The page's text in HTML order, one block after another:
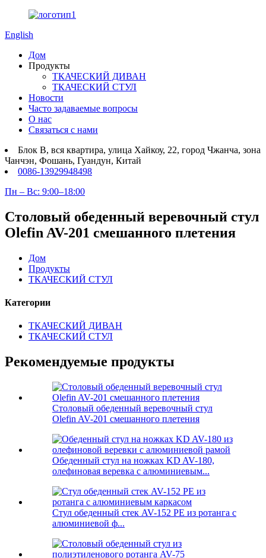
English
Дом
Продукты
ТКАЧЕСКИЙ ДИВАН
ТКАЧЕСКИЙ СТУЛ
Новости
Часто задаваемые вопросы
О нас
Связаться с нами
Блок B, вся квартира, улица Хайкоу, 22, город Чжанча, зона
Чанчэн, Фошань, Гуандун, Китай
0086-13929948498
Пн – Вс: 9:00–18:00
Столовый обеденный веревочный стул
Olefin AV-201 смешанного плетения
Дом
Продукты
ТКАЧЕСКИЙ СТУЛ
Категории
ТКАЧЕСКИЙ ДИВАН
ТКАЧЕСКИЙ СТУЛ
Рекомендуемые продукты
Столовый обеденный веревочный стул
Olefin AV-201 смешанного плетения
Обеденный стул на ножках KD AV-180,
олефиновая веревка с алюминиевым...
Стул обеденный стек AV-152 PE из ротанга с
алюминиевой ф...